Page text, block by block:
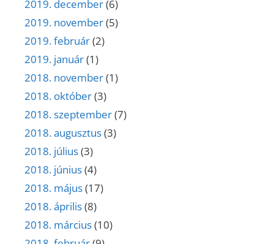
2019. december(6)
2019. november(5)
2019. február(2)
2019. január(1)
2018. november(1)
2018. október(3)
2018. szeptember(7)
2018. augusztus(3)
2018. július(3)
2018. június(4)
2018. május(17)
2018. április(8)
2018. március(10)